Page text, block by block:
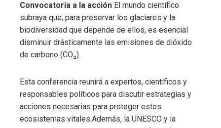
Convocatoria a la acción El mundo científico
subraya que, para preservar los glaciares y la
biodiversidad que depende de ellos, es esencial
disminuir drásticamente las emisiones de dióxido
de carbono (CO₂).
Esta conferencia reunirá a expertos, científicos y
responsables políticos para discutir estrategias y
acciones necesarias para proteger estos
ecosistemas vitales.Además, la UNESCO y la